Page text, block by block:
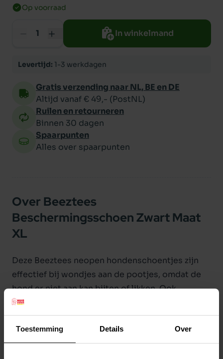
Toestemming Details Over
Op voorraad
In winkelmand
Levertijd: 1-3 werkdagen
Gratis verzending naar NL, BE en DE
Altijd vanaf € 49,- (PostNL)
Ruilen en retourneren
Binnen 30 dagen
Spaarpunten
Alles over spaarpunten
Over Beeztees
Beschermingsschoen Zwart Maat
XL
Deze Beeztees neopen hondenschoentjes zijn
effectief bij wondjes aan de pootjes, omdat de
hond er niet aan kan bijten of likken. Ook
geschikt bij het lopen in de sneeuw, over natte
of ruwe oppervlaktes. De
beschermingsschoentjes zijn makkelijk aan te
doen door de klittenbandsluiting. gemaakt van